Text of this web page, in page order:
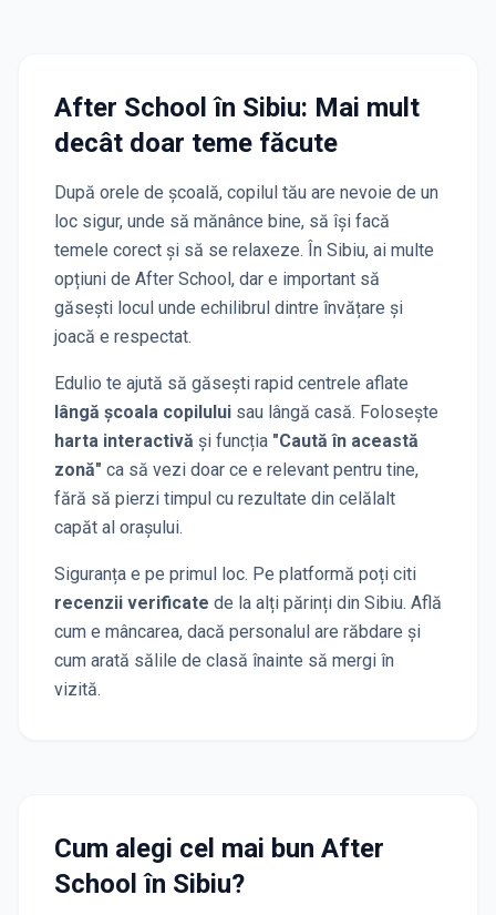
After Schoolîn Sibiu: Mai mult
decât doar teme făcute
După orele de școală, copilul tău are nevoie de un
loc sigur, unde să mănânce bine, să își facă
temele corect și să se relaxeze. În Sibiu, ai multe
opțiuni de After School, dar e important să
găsești locul unde echilibrul dintre învățare și
joacă e respectat.
Edulio te ajută să găsești rapid centrele aflate
lângă școala copilului sau lângă casă. Folosește
harta interactivă și funcția "Caută în această
zonă" ca să vezi doar ce e relevant pentru tine,
fără să pierzi timpul cu rezultate din celălalt
capăt al orașului.
Siguranța e pe primul loc. Pe platformă poți citi
recenzii verificate de la alți părinți din Sibiu. Află
cum e mâncarea, dacă personalul are răbdare și
cum arată sălile de clasă înainte să mergi în
vizită.
Cum alegi cel mai bun After
Schoolîn Sibiu?